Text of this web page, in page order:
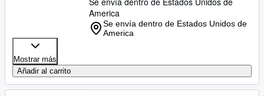
America
Se envía dentro de Estados Unidos de
America
Mostrar más
Añadir al carrito